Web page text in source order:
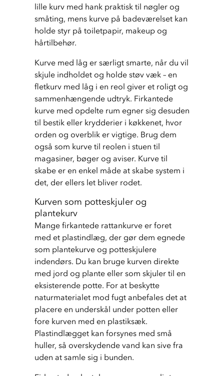
lille kurv med hank praktisk til nøgler og
småting, mens kurve på badeværelset kan
holde styr på toiletpapir, makeup og
hårtilbehør.
Kurve med låg er særligt smarte, når du vil
skjule indholdet og holde støv væk – en
fletkurv med låg i en reol giver et roligt og
sammenhængende udtryk. Firkantede
kurve med opdelte rum egner sig desuden
til bestik eller krydderier i køkkenet, hvor
orden og overblik er vigtige. Brug dem
også som kurve til reolen i stuen til
magasiner, bøger og aviser. Kurve til
skabe er en enkel måde at skabe system i
det, der ellers let bliver rodet.
Kurven som potteskjuler og
plantekurv
Mange firkantede rattankurve er foret
med et plastindlæg, der gør dem egnede
som plantekurve og potteskjulere
indendørs. Du kan bruge kurven direkte
med jord og plante eller som skjuler til en
eksisterende potte. For at beskytte
naturmaterialet mod fugt anbefales det at
placere en underskål under potten eller
fore kurven med en plastiksæk.
Plastindlægget kan forsynes med små
huller, så overskydende vand kan sive fra
uden at samle sig i bunden.